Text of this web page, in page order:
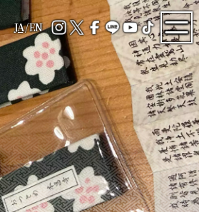
JA/EN